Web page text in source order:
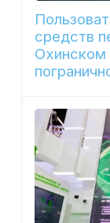
средств
Охинском